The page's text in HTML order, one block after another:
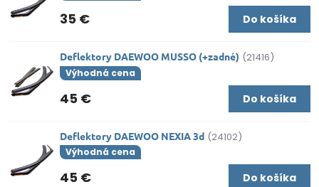
35 € Do košíka
Deflektory DAEWOO MUSSO (+zadné) (21416)
Výhodná cena
45 € Do košíka
Deflektory DAEWOO NEXIA 3d (24102)
Výhodná cena
45 € Do košíka